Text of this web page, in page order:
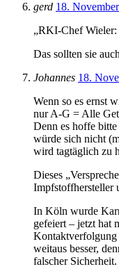
gerd 18.
„RKI-Chef Wieler:
Das sollten sie
Johannes 18.
Wenn so es ernst
nur A-G = Alle
Denn es hoffe
würde sich nicht
wird tagtäglich zu
Dieses
Impfstoffhersteller
In Köln wurde
gefeiert – jetzt hat
Kontaktverfolgung
weitaus besser,
falscher Sicherheit.